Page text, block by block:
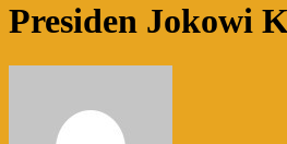
Presiden Jokowi